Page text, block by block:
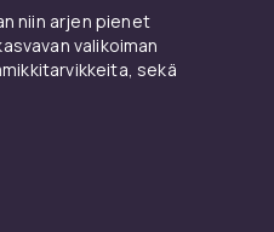
niin arjen pienet
valikoiman
sekä